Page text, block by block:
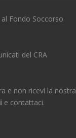
Fondo Soccorso
del CRA
e non ricevi la nostra
e contattaci.